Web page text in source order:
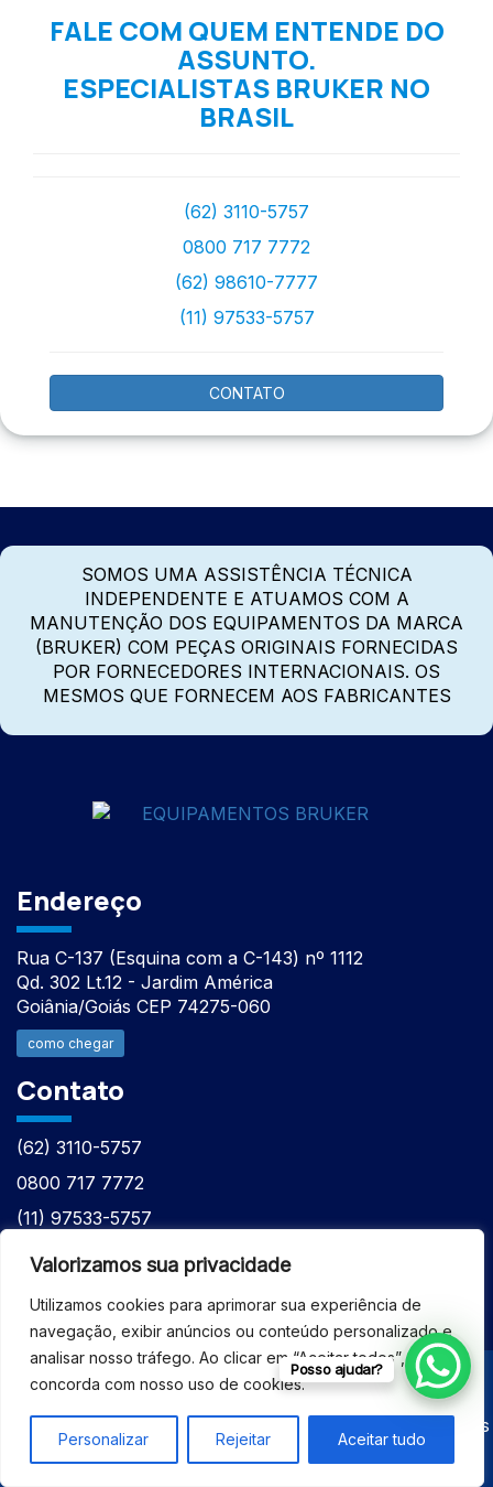
Valorizamos sua privacidade
Utilizamos cookies para aprimorar sua experiência de
navegação, exibir anúncios ou conteúdo personalizado e
analisar nosso tráfego. Ao clicar em “Aceitar todos”, você
concorda com nosso uso de cookies.
Personalizar Rejeitar Aceitar tudo
FALE COM QUEM ENTENDE DO
ASSUNTO.
ESPECIALISTAS BRUKER NO
BRASIL
(62) 3110-5757
0800 717 7772
(62) 98610-7777
(11) 97533-5757
CONTATO
SOMOS UMA ASSISTÊNCIA TÉCNICA
INDEPENDENTE E ATUAMOS COM A
MANUTENÇÃO DOS EQUIPAMENTOS DA MARCA
(BRUKER) COM PEÇAS ORIGINAIS FORNECIDAS
POR FORNECEDORES INTERNACIONAIS. OS
MESMOS QUE FORNECEM AOS FABRICANTES
Endereço
Rua C-137 (Esquina com a C-143) nº 1112
Qd. 302 Lt.12 - Jardim América
Goiânia/Goiás CEP 74275-060
como chegar
Contato
(62) 3110-5757
0800 717 7772
(11) 97533-5757
(62) 98610-7777
© 2026 - ASSISTÊNCIA TÉCNICA ESPECIALIZADA
EQUIPAMENTOS BRUKER - Todos os direitos reservados
Posso ajudar?